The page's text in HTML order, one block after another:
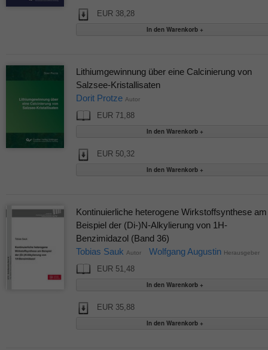
EUR 38,28
Lithiumgewinnung über eine Calcinierung von
Salzsee-Kristallisaten
Dorit Protze Autor
EUR 71,88
EUR 50,32
Kontinuierliche heterogene Wirkstoffsynthese am
Beispiel der (Di-)N-Alkylierung von 1H-
Benzimidazol (Band 36)
Tobias Sauk Autor Wolfgang Augustin Herausgeber
EUR 51,48
EUR 35,88